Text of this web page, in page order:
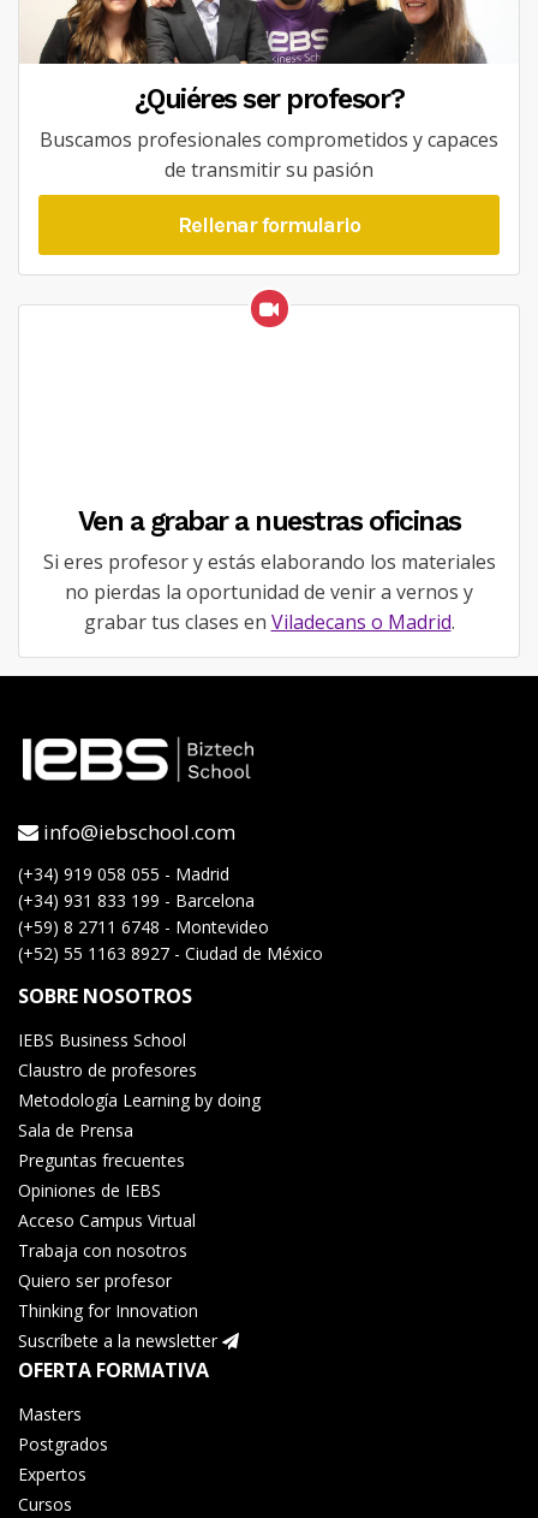
¿Quiéres ser profesor?
Buscamos profesionales comprometidos y capaces
de transmitir su pasión
Rellenar formulario
Ven a grabar a nuestras oficinas
Si eres profesor y estás elaborando los materiales
no pierdas la oportunidad de venir a vernos y
grabar tus clases en Viladecans o Madrid.
info@iebschool.com
(+34) 919 058 055 - Madrid
(+34) 931 833 199 - Barcelona
(+59) 8 2711 6748 - Montevideo
(+52) 55 1163 8927 - Ciudad de México
SOBRE NOSOTROS
IEBS Business School
Claustro de profesores
Metodología Learning by doing
Sala de Prensa
Preguntas frecuentes
Opiniones de IEBS
Acceso Campus Virtual
Trabaja con nosotros
Quiero ser profesor
Thinking for Innovation
Suscríbete a la newsletter
OFERTA FORMATIVA
Masters
Postgrados
Expertos
Cursos